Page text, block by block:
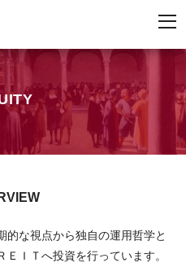
的な視点から独自の運用哲学と
ＩＴへ投資を行っています。